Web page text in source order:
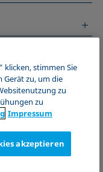
klicken, stimmen Sie
Gerät zu, um die
zu
zu
Impressum
akzeptieren